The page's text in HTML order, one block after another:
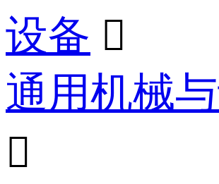
设备 
通用机械
